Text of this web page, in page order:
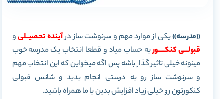
«مدرسه»یکی از موارد مهم و سرنوشت ساز درآیندهتحصیــلیو
قبولـــی کنکـــــوربه حساب میاد و قطعا انتخاب یک مدرسه خوب
میتونه خیلی تاثیر گذار باشه پس اگه میخواین که این انتخاب مهم
و سرنوشت ساز رو به درستی انجام بدید و شانس قبولی
کنکورتون رو خیلی زیاد افزایش بدین با ما همراه باشید.